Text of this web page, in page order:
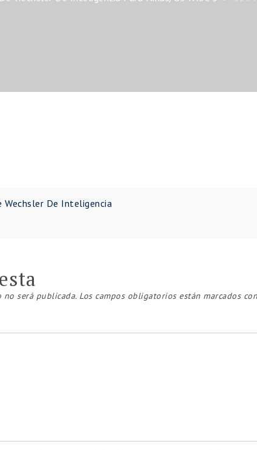
Wechsler De Inteligencia
será publicada. Los campos obligatorios están marcados